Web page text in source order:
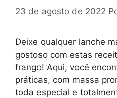
23 de agosto de 2022
Deixe qualquer lanche
gostoso com estas
frango! Aqui, você
práticas, com massa
toda especial e